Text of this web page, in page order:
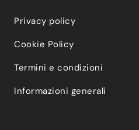
Privacy policy
Cookie Policy
Termini e condizioni
Informazioni generali